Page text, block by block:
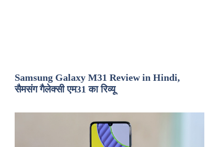
Samsung Galaxy M31 Review in Hindi,
सैमसंग गैलेक्सी एम31 का रिव्यू